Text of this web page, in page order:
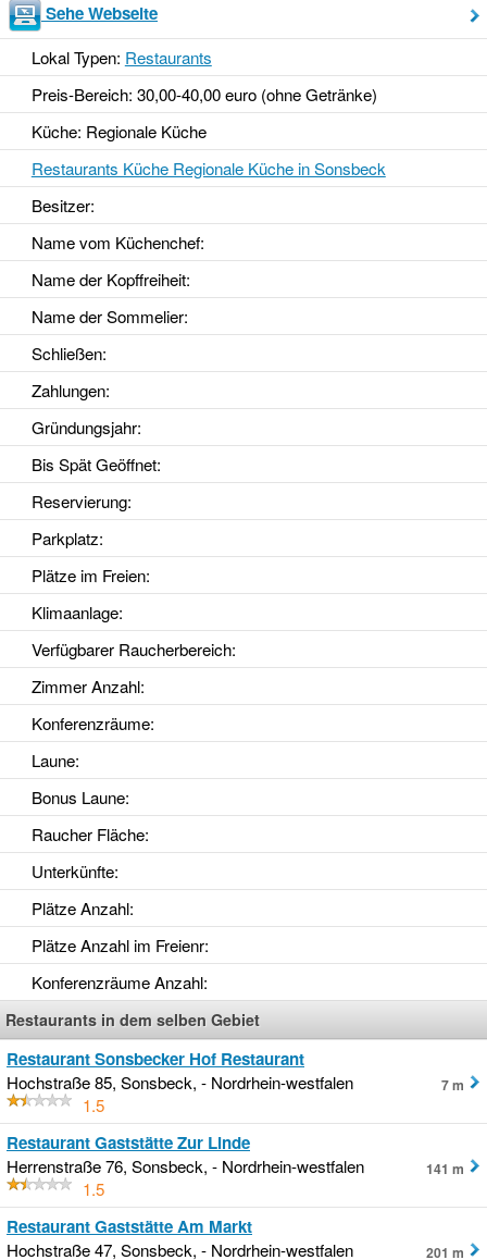
Sehe Webseite
Lokal Typen: Restaurants
Preis-Bereich: 30,00-40,00 euro (ohne Getränke)
Küche: Regionale Küche
Restaurants Küche Regionale Küche in Sonsbeck
Besitzer:
Name vom Küchenchef:
Name der Kopffreiheit:
Name der Sommelier:
Schließen:
Zahlungen:
Gründungsjahr:
Bis Spät Geöffnet:
Reservierung:
Parkplatz:
Plätze im Freien:
Klimaanlage:
Verfügbarer Raucherbereich:
Zimmer Anzahl:
Konferenzräume:
Laune:
Bonus Laune:
Raucher Fläche:
Unterkünfte:
Plätze Anzahl:
Plätze Anzahl im Freienr:
Konferenzräume Anzahl:
Restaurants in dem selben Gebiet
Restaurant Sonsbecker Hof Restaurant
Hochstraße 85, Sonsbeck, - Nordrhein-westfalen
1.5
7 m
Restaurant Gaststätte Zur Linde
Herrenstraße 76, Sonsbeck, - Nordrhein-westfalen
1.5
141 m
Restaurant Gaststätte Am Markt
Hochstraße 47, Sonsbeck, - Nordrhein-westfalen 201 m